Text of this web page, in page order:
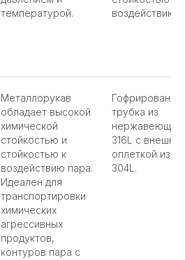
температурой.
воздействию
Металлорукав
обладает высокой
химической
стойкостью и
стойкостью к
воздействию пара.
Идеален для
транспортировки
химических
агрессивных
продуктов,
контуров пара с
трубка из
нержавеющей
316L с
оплеткой из
304L.